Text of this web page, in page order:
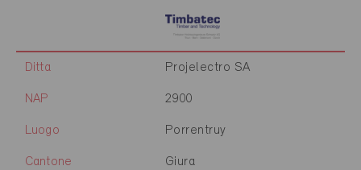
Ditta Projelectro SA
NAP 2900
Luogo Porrentruy
Cantone Giura